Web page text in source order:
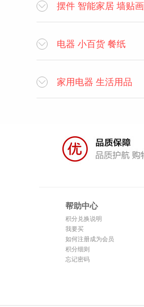
 摆件 智能家居 墙贴画
 电器 小百货 餐纸
 家用电器 生活用品
帮助中心
积分兑换说明
我要买
如何注册成为会员
积分细则
忘记密码